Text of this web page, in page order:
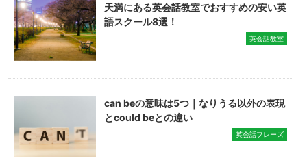
天満にある英会話教室でおすすめの安い英
語スクール8選！
英会話教室
can beの意味は5つ｜なりうる以外の表現
とcould beとの違い
英会話フレーズ